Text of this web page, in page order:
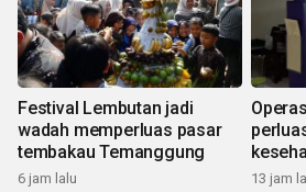
Festival Lembutan jadi
wadah memperluas pasar
tembakau Temanggung
6 jam lalu 13 jam